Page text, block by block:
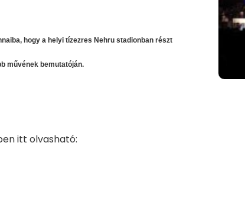
hogy a helyi tízezres Nehru stadionban részt
művének bemutatóján.
itt olvasható: